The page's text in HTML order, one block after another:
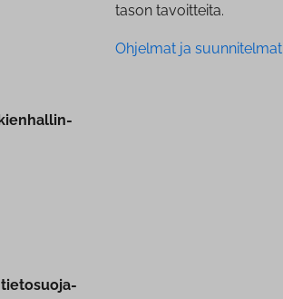
tason tavoitteita.
Ohjelmat ja suunnitelmat